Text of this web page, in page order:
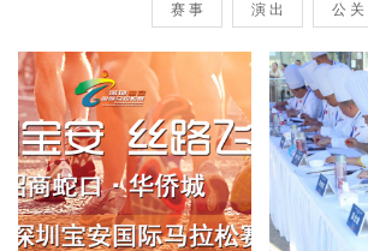
赛 事 演 出 公 关